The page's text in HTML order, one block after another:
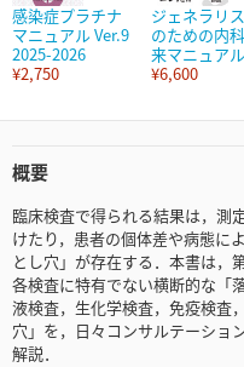
感染症プラチナ
マニュアル Ver.9
2025-2026
¥2,750
ジェネラリ
のための内
来マニュア
¥6,600
概要
臨床検査で得られる結果は，測
けたり，患者の個体差や病態に
とし穴」が存在する．本書は，
各検査に特有でない横断的な「
液検査，生化学検査，免疫検査
穴」を，日々コンサルテーショ
解説．